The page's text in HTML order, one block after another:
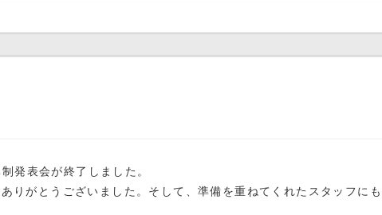
発表会が終了しました。
りがとうございました。そして、準備を重ねてくれたスタッフに